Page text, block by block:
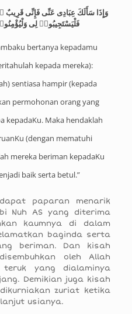
وَإِذَا سَأَلَكَ عِبَادِى عَنِّى فَإِنِّى
فَلْيَسْتَجِيبُوا۟ لِى
bertanya kepadamu
kepada mereka):
sentiasa hampir (kepada
permohonan orang yang
kepadaKu. Maka hendaklah
(dengan mematuhi
mereka beriman kepadaKu
baik serta betul.”
paparan menarik
Nuh AS yang diterima
kaumnya di dalam
baginda serta
beriman. Dan kisah
oleh Allah
yang dialaminya
Demikian juga kisah
zuriat ketika
usianya.